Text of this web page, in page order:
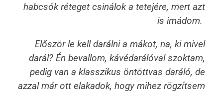
habcsók réteget csinálok a tetejére, mert azt
is imádom.
Először le kell darálni a mákot, na, ki mivel
darál? Én bevallom, kávédarálóval szoktam,
pedig van a klasszikus öntöttvas daráló, de
azzal már ott elakadok, hogy mihez rögzítsem